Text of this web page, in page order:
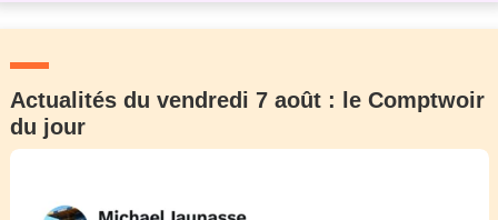
Actualités du vendredi 7 août : le Comptwoir
du jour